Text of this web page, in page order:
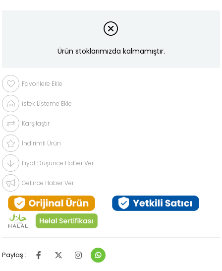
Ürün stoklarımızda kalmamıştır.
Favorilere Ekle
İstek Listeme Ekle
Karşılaştır
İndirimli Ürün
Fiyat Düşünce Haber Ver
Gelince Haber Ver
Paylaş :